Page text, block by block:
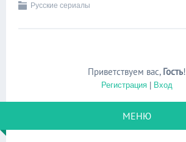
Русские сериалы
Приветствуем вас, Гость!
Регистрация| Вход
МЕНЮ